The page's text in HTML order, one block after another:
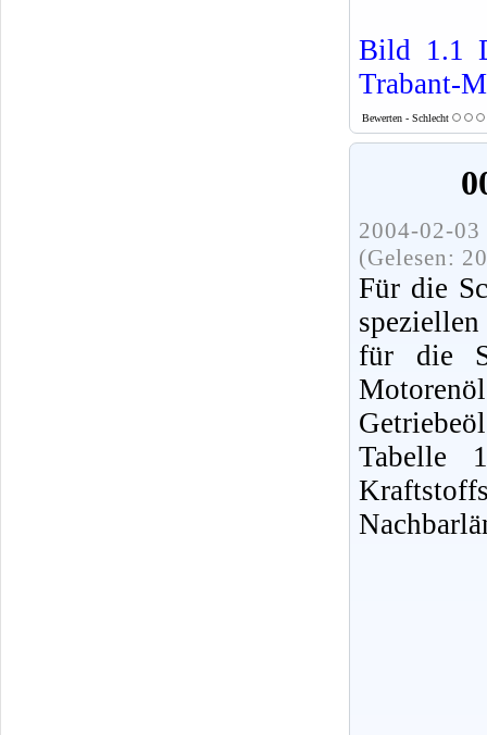
Bild 1.1
Trabant-
Bewerten - Schlecht
2004-02-
(Gelesen:
Für die
für die
Tabelle